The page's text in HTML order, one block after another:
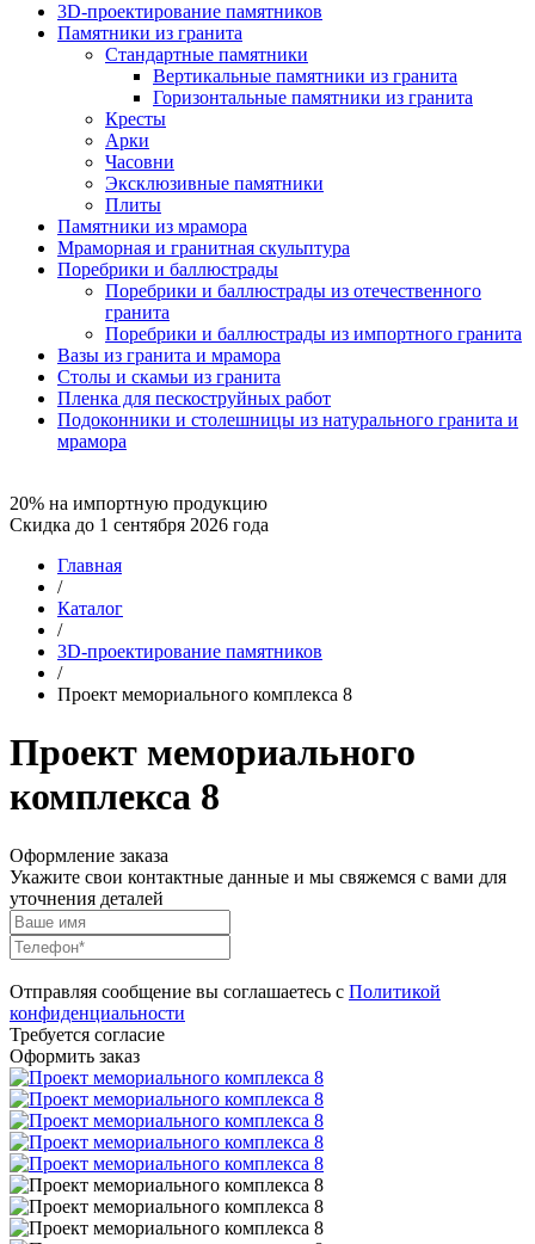
3D-проектирование памятников
Памятники из гранита
Стандартные памятники
Вертикальные памятники из гранита
Горизонтальные памятники из гранита
Кресты
Арки
Часовни
Эксклюзивные памятники
Плиты
Памятники из мрамора
Мраморная и гранитная скульптура
Поребрики и баллюстрады
Поребрики и баллюстрады из отечественного
гранита
Поребрики и баллюстрады из импортного гранита
Вазы из гранита и мрамора
Столы и скамьи из гранита
Пленка для пескоструйных работ
Подоконники и столешницы из натурального гранита и
мрамора
20% на импортную продукцию
Скидка до 1 сентября 2026 года
Главная
/
Каталог
/
3D-проектирование памятников
/
Проект мемориального комплекса 8
Проект мемориального
комплекса 8
Оформление заказа
Укажите свои контактные данные и мы свяжемся с вами для
уточнения деталей
Отправляя сообщение вы соглашаетесь с Политикой
конфиденциальности
Требуется согласие
Оформить заказ